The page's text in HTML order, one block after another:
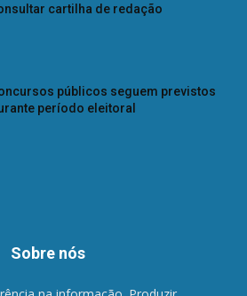
cartilha de redação
públicos seguem previstos
período eleitoral
Sobre nós